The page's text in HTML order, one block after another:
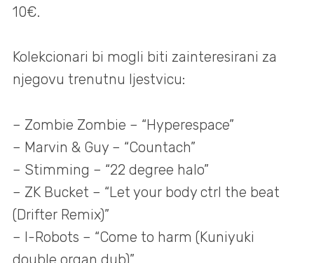
10€.
Kolekcionari bi mogli biti zainteresirani za
njegovu trenutnu ljestvicu:
– Zombie Zombie – “Hyperespace”
– Marvin & Guy – “Countach”
– Stimming – “22 degree halo”
– ZK Bucket – “Let your body ctrl the beat
(Drifter Remix)”
– I-Robots – “Come to harm (Kuniyuki
double organ dub)”